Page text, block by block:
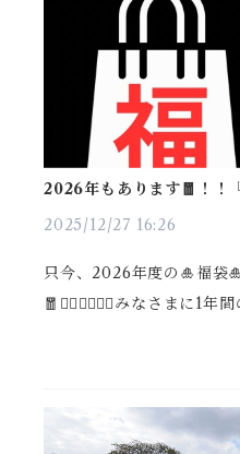
2026年もあります🧧！！
2025/12/27 16:26
只今、2026年度の🎍福袋
🧧❤️‍🔥❤️‍🔥❤️‍🔥みなさまに1年
フや、オンラインショッ